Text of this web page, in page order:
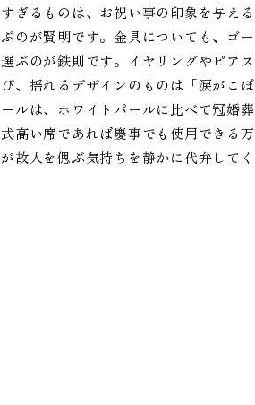
すぎるものは、お祝い事の印象を与え
ぶのが賢明です。金具についても、ゴ
選ぶのが鉄則です。イヤリングやピア
び、揺れるデザインのものは「涙がこ
ールは、ホワイトパールに比べて冠婚
式高い席であれば慶事でも使用できる
が故人を偲ぶ気持ちを静かに代弁して